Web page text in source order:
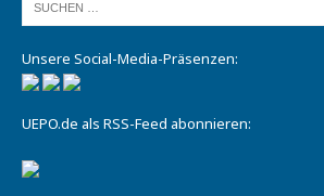
Unsere Social-Media-Präsenzen:
UEPO.de als RSS-Feed abonnieren: